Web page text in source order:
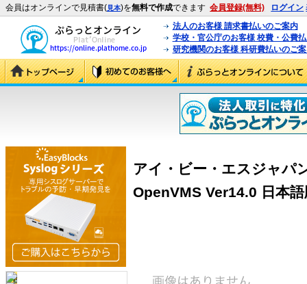
会員はオンラインで見積書(見本)を無料で作成できます 会員登録(無料) ログイン
法人のお客様 請求書払いのご案内
学校・官公庁のお客様 校費・公費
研究機関のお客様 科研費払いのご
アイ・ビー・エスジャパ
OpenVMS Ver14.0 日本